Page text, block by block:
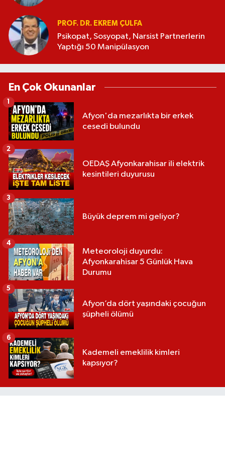
PROF. DR. EKREM ÇULFA
Psikopat, Sosyopat, Narsist Partnerlerin
Yaptığı 50 Manipülasyon
En Çok Okunanlar
Afyon'da mezarlıkta bir erkek
cesedi bulundu
1
OEDAŞ Afyonkarahisar ili elektrik
kesintileri duyurusu
2
Büyük deprem mi geliyor?
3
Meteoroloji duyurdu:
Afyonkarahisar 5 Günlük Hava
Durumu
4
Afyon’da dört yaşındaki çocuğun
şüpheli ölümü
5
Kademeli emeklilik kimleri
kapsıyor?
6